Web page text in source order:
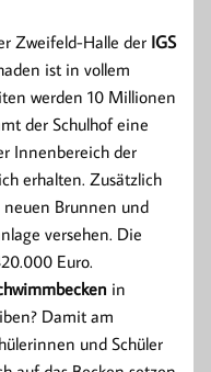
Zweifeld-Halle der IGS
ist in vollem
werden 10 Millionen
der Schulhof eine
Innenbereich der
erhalten. Zusätzlich
Brunnen und
versehen. Die
Euro.
in
Damit am
und Schüler